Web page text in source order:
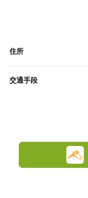
住所
交通手段